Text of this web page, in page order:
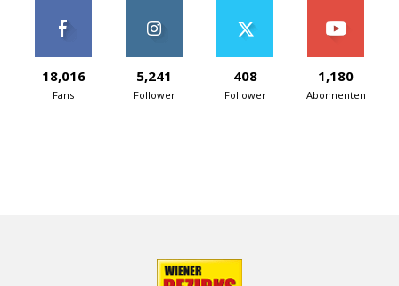
18,016
Fans
5,241
Follower
408
Follower
1,180
Abonnenten